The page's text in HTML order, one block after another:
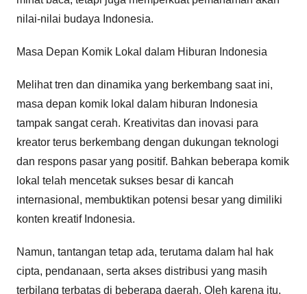
nilai-nilai budaya Indonesia.
Masa Depan Komik Lokal dalam Hiburan Indonesia
Melihat tren dan dinamika yang berkembang saat ini,
masa depan komik lokal dalam hiburan Indonesia
tampak sangat cerah. Kreativitas dan inovasi para
kreator terus berkembang dengan dukungan teknologi
dan respons pasar yang positif. Bahkan beberapa komik
lokal telah mencetak sukses besar di kancah
internasional, membuktikan potensi besar yang dimiliki
konten kreatif Indonesia.
Namun, tantangan tetap ada, terutama dalam hal hak
cipta, pendanaan, serta akses distribusi yang masih
terbilang terbatas di beberapa daerah. Oleh karena itu,